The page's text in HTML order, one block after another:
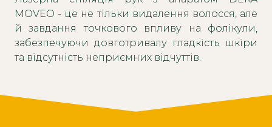
MOVEO - це не тільки видалення волосся, але
й завдання точкового впливу на фолікули,
забезпечуючи довготривалу гладкість шкіри
та відсутність неприємних відчуттів.